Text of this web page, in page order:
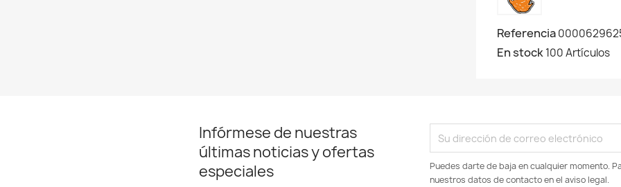
Referencia
En stock100 Artículos
Infórmese de nuestras
últimas noticias y ofertas
especiales
Puedes darte de baja en cualquier momento.
nuestros datos de contacto en el aviso legal.